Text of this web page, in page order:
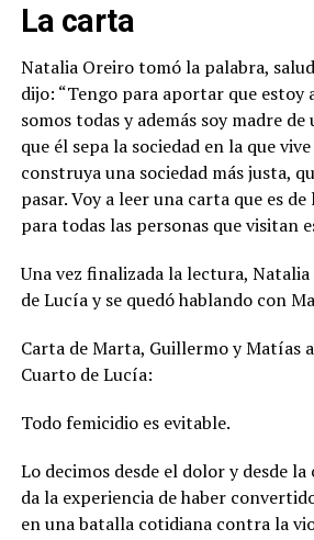
La carta
Natalia Oreiro tomó la palabra,
dijo: “Tengo para aportar que estoy
somos todas y además soy madre
que él sepa la sociedad en la que
construya una sociedad más justa,
pasar. Voy a leer una carta que es
para todas las personas que visitan
Una vez finalizada la lectura,
de Lucía y se quedó hablando con
Carta de Marta, Guillermo y Matías
Cuarto de Lucía:
Todo femicidio es evitable.
Lo decimos desde el dolor y desde
da la experiencia de haber
en una batalla cotidiana contra la